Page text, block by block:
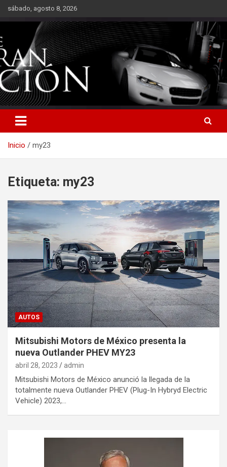
Saltarsábado, agosto 8, 2026
Inicio my23
Etiqueta: my23
AUTOS
Mitsubishi Motors de México presenta la
nueva Outlander PHEV MY23
abril 28, 2023 admin
Mitsubishi Motors de México anunció la llegada de la
totalmente nueva Outlander PHEV (Plug-In Hybryd Electric
Vehicle) 2023,…